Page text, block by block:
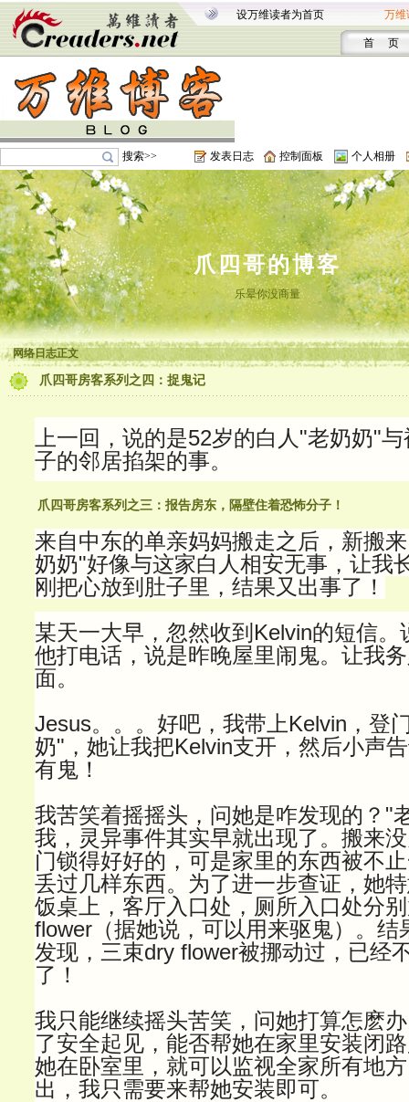
设万维读者为首页 万维
首 页
搜索>> 发表日志 控制面板 个人相册
爪四哥的博客
乐晕你没商量
网络日志正文
爪四哥房客系列之四：捉鬼记
上一回，说的是52岁的白人"老奶奶"
子的邻居掐架的事。
爪四哥房客系列之三：报告房东，隔壁住着恐怖分子！
来自中东的单亲妈妈搬走之后，新搬
奶奶"好像与这家白人相安无事，让我
刚把心放到肚子里，结果又出事了！
某天一大早，忽然收到Kelvin的短信
他打电话，说是昨晚屋里闹鬼。让我
面。
Jesus。。。好吧，我带上Kelvin，登
奶"，她让我把Kelvin支开，然后小声
有鬼！
我苦笑着摇摇头，问她是咋发现的？"
我，灵异事件其实早就出现了。搬来
门锁得好好的，可是家里的东西被不
丢过几样东西。为了进一步查证，她
饭桌上，客厅入口处，厕所入口处分
flower（据她说，可以用来驱鬼）。结
发现，三束dry flower被挪动过，已经
了！
我只能继续摇头苦笑，问她打算怎麽
了安全起见，能否帮她在家里安装闭
她在卧室里，就可以监视全家所有地
出，我只需要来帮她安装即可。